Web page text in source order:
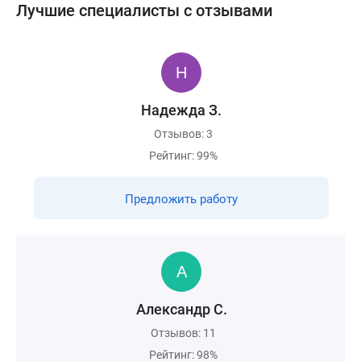
Лучшие специалисты с отзывами
Надежда З.
Отзывов: 3
Рейтинг: 99%
Предложить работу
Александр С.
Отзывов: 11
Рейтинг: 98%